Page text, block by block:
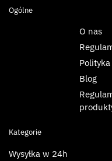
Ogólne
O nas
Blog
Kategorie
Wysyłka w 24h